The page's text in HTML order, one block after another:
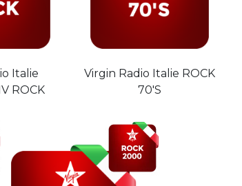
Italie
ROCK
Virgin Radio Italie ROCK
70'S